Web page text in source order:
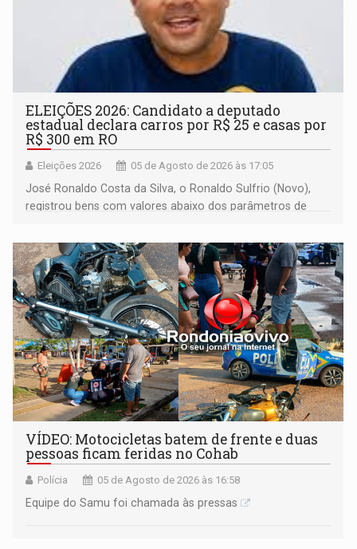
ELEIÇÕES 2026: Candidato a deputado
estadual declara carros por R$ 25 e casas por
R$ 300 em RO
Eleições 2026 05 de Agosto de 2026 às 17:05
José Ronaldo Costa da Silva, o Ronaldo Sulfrio (Novo),
registrou bens com valores abaixo dos parâmetros de
milhões
VÍDEO: Motocicletas batem de frente e duas
pessoas ficam feridas no Cohab
Polícia 05 de Agosto de 2026 às 16:58
Equipe do Samu foi chamada às pressas